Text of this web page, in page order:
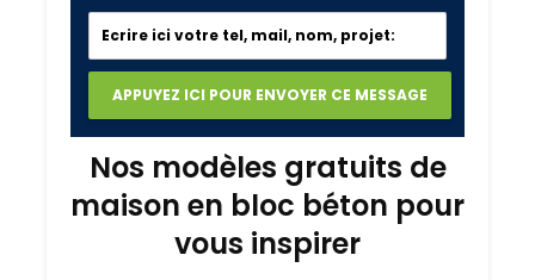
Nos modèles gratuits de
maison en bloc béton pour
vous inspirer